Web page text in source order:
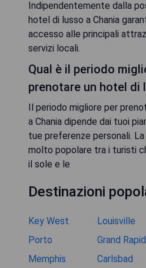
Indipendentemente dalla
hotel di lusso a Chania
accesso alle principali
servizi locali.
Qual è il periodo
prenotare un hotel di
Il periodo migliore per
a Chania dipende dai tuoi
tue preferenze personali.
molto popolare tra i turisti
il sole e le
Destinazioni
Key West Louisville
Porto
Grand
Memphis
Carlsbad